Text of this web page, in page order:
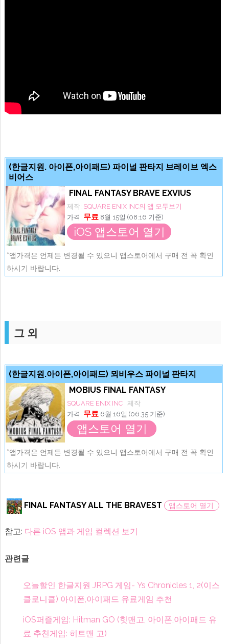
(한글지원. 아이폰,아이패드) 파이널 판타지 브레이브 엑스
비어스
FINAL FANTASY BRAVE EXVIUS
제작: SQUARE ENIX INC의 앱 모두보기
가격: 무료 8월 15일 (08:16 기준)
iOS 앱스토어 열기
*앱가격은 언제든 변경될 수 있으니 앱스토어에서 구매 전 꼭 확인
하시기 바랍니다.
그 외
(한글지원.아이폰,아이패드) 뫼비우스 파이널 판타지
MOBIUS FINAL FANTASY
SQUARE ENIX INC 제작
가격: 무료 6월 16일 (06:35 기준)
앱스토어 열기
*앱가격은 언제든 변경될 수 있으니 앱스토어에서 구매 전 꼭 확인
하시기 바랍니다.
FINAL FANTASY ALL THE BRAVEST 앱스토어 열기
참고: 다른 iOS 앱과 게임 컬렉션 보기
관련글
오늘할인 한글지원 JRPG 게임- Ys Chronicles 1, 2(이스
클로니클) 아이폰,아이패드 유료게임 추천
iOS퍼즐게임: Hitman GO (힛맨고, 아이폰,아이패드 유
료 추천게임: 히트맨 고)